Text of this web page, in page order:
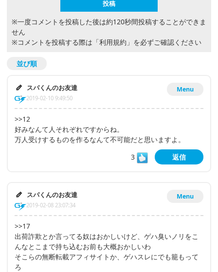
※一度コメントを投稿した後は約120秒間投稿することができま
せん
※コメントを投稿する際は 「利用規約」 を必ずご確認ください
並び順
Menu
スパくんのお友達
2019-02-10 9:49:50
>>12
好みなんて人それぞれですからね。
万人受けするものを作るなんて不可能だと思いますよ。
3
返信
Menu
スパくんのお友達
2019-02-08 23:07:34
>>17
出荷詐欺とか言ってる奴はおかしいけど、ゲハ臭いノリをこ
んなとこまで持ち込むお前も大概おかしいわ
そこらの無断転載アフィサイトか、ゲハスレにでも籠もって
ろ